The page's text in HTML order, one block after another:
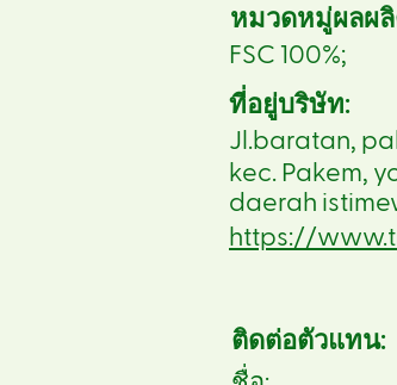
หมวดหมู่ผลผ
FSC 100%;
ที่อยู่บริษัท:
Jl.baratan,
kec. Pakem,
daerah
https://
ติดต่อตัวแทน: